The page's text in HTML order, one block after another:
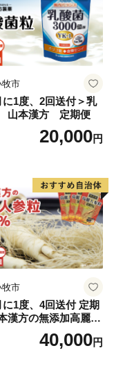
牧市
に1度、2回送付＞乳
山本漢方 定期便
20,000円
牧市
に1度、4回送付 定期
漢方の無添加高麗人
40,000円